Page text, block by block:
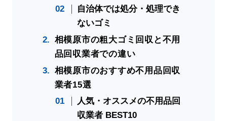
自治体では処分・処理でき
ないゴミ
相模原市の粗大ゴミ回収と不用
品回収業者での違い
相模原市のおすすめ不用品回収
業者15選
人気・オススメの不用品回
収業者 BEST10